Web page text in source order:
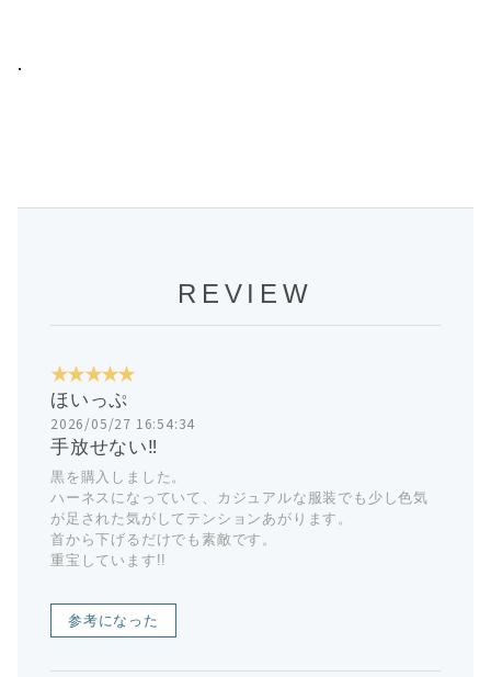
.
REVIEW
★★★★★
ほいっぷ
2026/05/27 16:54:34
手放せない‼︎
黒を購入しました。
ハーネスになっていて、カジュアルな服装でも少し色気
が足された気がしてテンションあがります。
首から下げるだけでも素敵です。
重宝しています!!
参考になった